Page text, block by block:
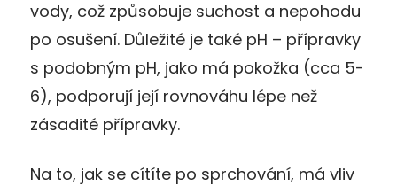
vody, což způsobuje suchost a nepohodu
po osušení. Důležité je také pH – přípravky
s podobným pH, jako má pokožka (cca 5-
6), podporují její rovnováhu lépe než
zásadité přípravky.
Na to, jak se cítíte po sprchování, má vliv